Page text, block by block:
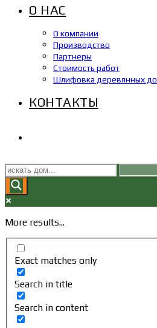
О НАС
О компании
Производство
Партнеры
Стоимость работ
Шлифовка деревянных
КОНТАКТЫ
ПОИСК
ПО
ВЕБ-
More results...
Exact matches only
Search in title
Search in content